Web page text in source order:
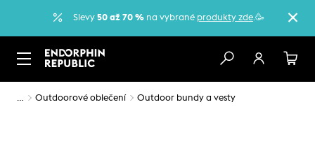
Slevy 50 až 70 % na vybrané produkty zde.🥳
… Outdoorové oblečení Outdoor bundy a vesty